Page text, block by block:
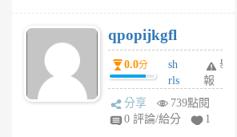
6
個
月
前
qpopijkgfl
0.0分
sh
rls
k
m
舉
報
分享
739點閱
0 評論/給分
1